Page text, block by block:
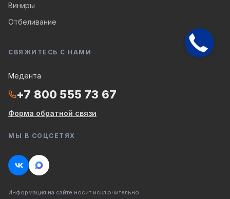
Виниры
Отбеливание
СВЯЖИТЕСЬ С НАМИ
Медента
+7 800 555 73 67
Форма обратной связи
МЫ В СОЦСЕТЯХ
Информация на сайте носит исключительно